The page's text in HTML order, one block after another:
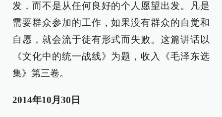
发，而不是从任何良好的个人愿望出发。凡是
需要群众参加的工作，如果没有群众的自觉和
自愿，就会流于徒有形式而失败。这篇讲话以
《文化中的统一战线》为题，收入《毛泽东选
集》第三卷。
2014年10月30日